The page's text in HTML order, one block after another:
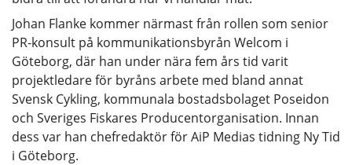
Johan Flanke kommer närmast från rollen som senior
PR-konsult på kommunikationsbyrån Welcom i
Göteborg, där han under nära fem års tid varit
projektledare för byråns arbete med bland annat
Svensk Cykling, kommunala bostadsbolaget Poseidon
och Sveriges Fiskares Producentorganisation. Innan
dess var han chefredaktör för AiP Medias tidning Ny Tid
i Göteborg.